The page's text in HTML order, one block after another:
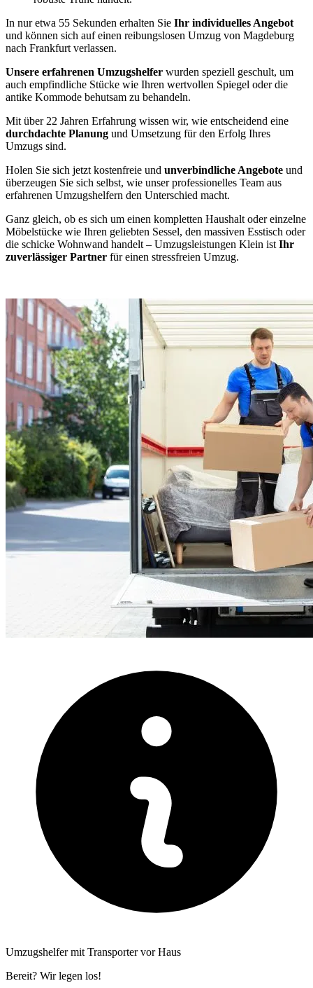
In nur etwa 55 Sekunden erhalten Sie Ihr individuelles Angebot
und können sich auf einen reibungslosen Umzug von Magdeburg
nach Frankfurt verlassen.
Unsere erfahrenen Umzugshelfer wurden speziell geschult, um
auch empfindliche Stücke wie Ihren wertvollen Spiegel oder die
antike Kommode behutsam zu behandeln.
Mit über 22 Jahren Erfahrung wissen wir, wie entscheidend eine
durchdachte Planung und Umsetzung für den Erfolg Ihres
Umzugs sind.
Holen Sie sich jetzt kostenfreie und unverbindliche Angebote und
überzeugen Sie sich selbst, wie unser professionelles Team aus
erfahrenen Umzugshelfern den Unterschied macht.
Ganz gleich, ob es sich um einen kompletten Haushalt oder einzelne
Möbelstücke wie Ihren geliebten Sessel, den massiven Esstisch oder
die schicke Wohnwand handelt – Umzugsleistungen Klein ist Ihr
zuverlässiger Partner für einen stressfreien Umzug.
Umzugshelfer mit Transporter vor Haus
Bereit? Wir legen los!